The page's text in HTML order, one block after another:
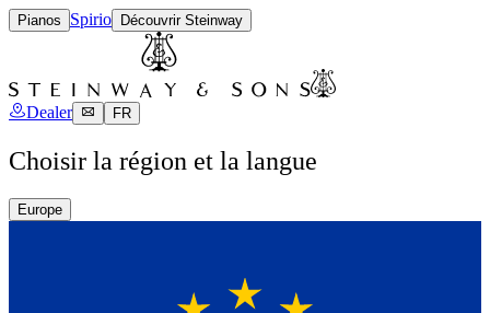
Pianos Spirio Découvrir Steinway
Dealer FR
Choisir la région et la langue
Europe